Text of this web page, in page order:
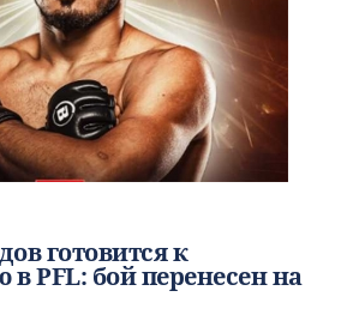
готовится к
PFL: бой перенесен на